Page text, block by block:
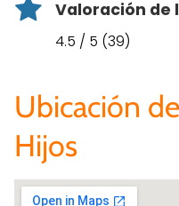
Valoración de
4.5 / 5 (39)
Ubicación
Hijos